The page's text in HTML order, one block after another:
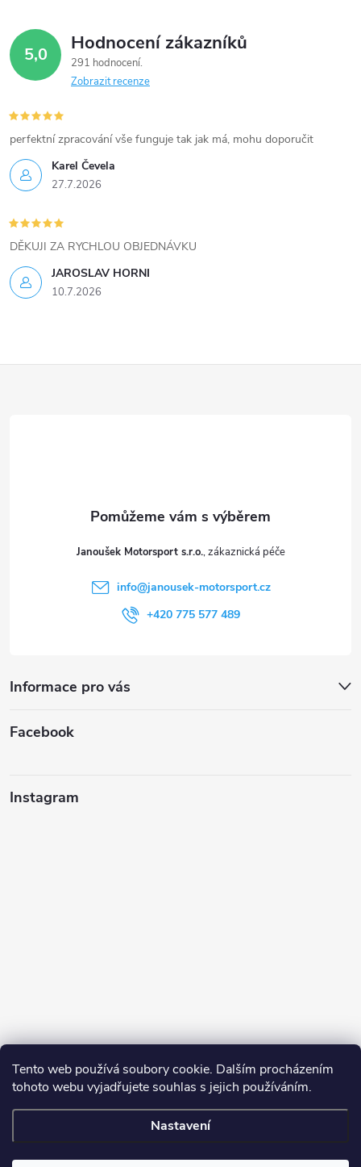
Tento web používá soubory cookie. Dalším procházením
tohoto webu vyjadřujete souhlas s jejich používáním.
Nastavení
v
k
v
ý
p
i
s
u
5,0 Hodnocení zákazníků
291 hodnocení
Zobrazit recenze
Karel Čevela
27.7.2026
perfektní zpracování vše funguje tak jak má, mohu doporučit
JAROSLAV HORNI
10.7.2026
DĚKUJI ZA RYCHLOU OBJEDNÁVKU
Janoušek Motorsport s.r.o.
info@janousek-motorsport.cz
+420 775 577 489
Informace pro vás
Facebook
Instagram
Sledovat na Instagramu
práva vyhrazena.Upravit nastavení cookies